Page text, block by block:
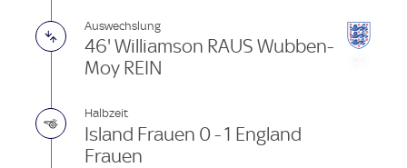
Auswechslung
46' Williamson RAUS Wubben-
Moy REIN
Halbzeit
Island Frauen 0 - 1 England
Frauen